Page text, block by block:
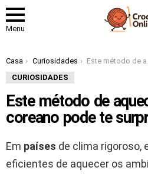
Menu
Você está aqui:
Casa Curiosidades
Este método de aquecimento milenar coreano pode te surpreender
CURIOSIDADES
Este método de
coreano pode te
Em países de clima rigoroso,
eficientes de aquecer os